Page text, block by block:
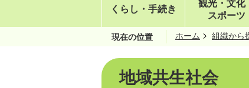
くらし・手続き
観光・文化
スポーツ
現在の位置 ホーム 組織から
地域共生社会